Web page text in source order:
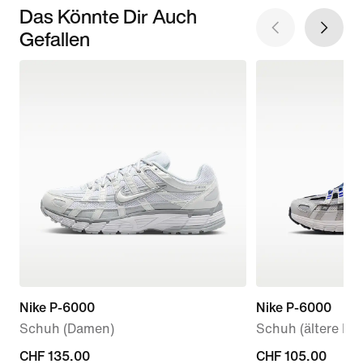
Das Könnte Dir Auch
Gefallen
Nike P-6000
Schuh (Damen)
CHF 135.00
CHF 135.00
Nike P-6000
Schuh (ältere
CHF 105.00
CHF 105.00